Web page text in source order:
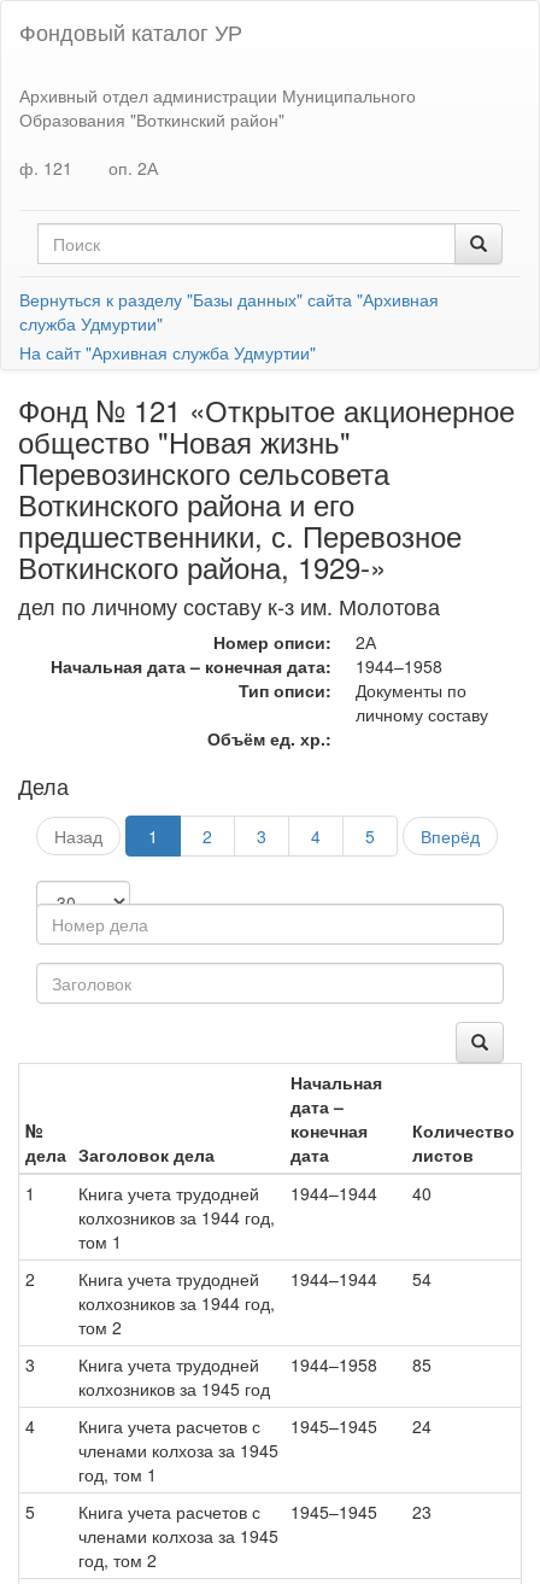
Фондовый каталог УР
Архивный отдел администрации Муниципального
Образования "Воткинский район"
ф. 121
оп. 2А
Вернуться к разделу "Базы данных" сайта "Архивная
служба Удмуртии"
На сайт "Архивная служба Удмуртии"
Фонд № 121 «Открытое акционерное
общество "Новая жизнь"
Перевозинского сельсовета
Воткинского района и его
предшественники, с. Перевозное
Воткинского района, 1929-»
дел по личному составу к-з им. Молотова
Номер описи:
2А
Начальная дата – конечная дата:
1944–1958
Тип описи:
Документы по
личному составу
Объём ед. хр.:
Дела
Назад 1 2 3 4 5 Вперёд
№
дела Заголовок дела
Начальная
дата –
конечная
дата
Количество
листов
1
Книга учета трудодней
колхозников за 1944 год,
том 1
1944–1944 40
2
Книга учета трудодней
колхозников за 1944 год,
том 2
1944–1944 54
3
Книга учета трудодней
колхозников за 1945 год
1944–1958 85
4
Книга учета расчетов с
членами колхоза за 1945
год, том 1
1945–1945 24
5
Книга учета расчетов с
членами колхоза за 1945
год, том 2
1945–1945 23